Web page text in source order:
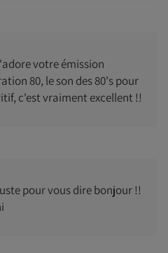
votre émission
80, le son des 80's pour
c'est vraiment excellent !!
pour vous dire bonjour !!